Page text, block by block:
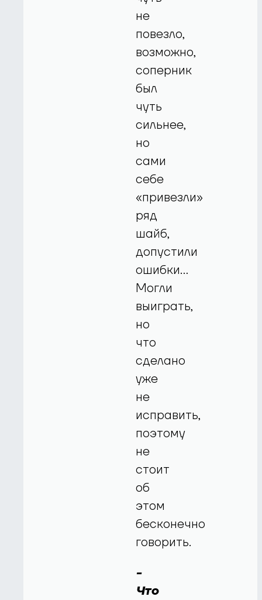
не
повезло,
возможно,
соперник
был
чуть
сильнее,
но
сами
себе
«привезли»
ряд
шайб,
допустили
ошибки…
Могли
выиграть,
но
что
сделано
уже
не
исправить,
поэтому
не
стоит
об
этом
бесконечно
говорить.
-
Что